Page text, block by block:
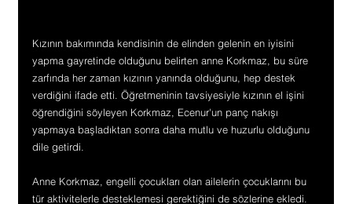
Kızının bakımında kendisinin de elinden gelenin en iyisini
yapma gayretinde olduğunu belirten anne Korkmaz, bu süre
zarfında her zaman kızının yanında olduğunu, hep destek
verdiğini ifade etti. Öğretmeninin tavsiyesiyle kızının el işini
öğrendiğini söyleyen Korkmaz, Ecenur'un panç nakışı
yapmaya başladıktan sonra daha mutlu ve huzurlu olduğunu
dile getirdi.
Anne Korkmaz, engelli çocukları olan ailelerin çocuklarını bu
tür aktivitelerle desteklemesi gerektiğini de sözlerine ekledi.